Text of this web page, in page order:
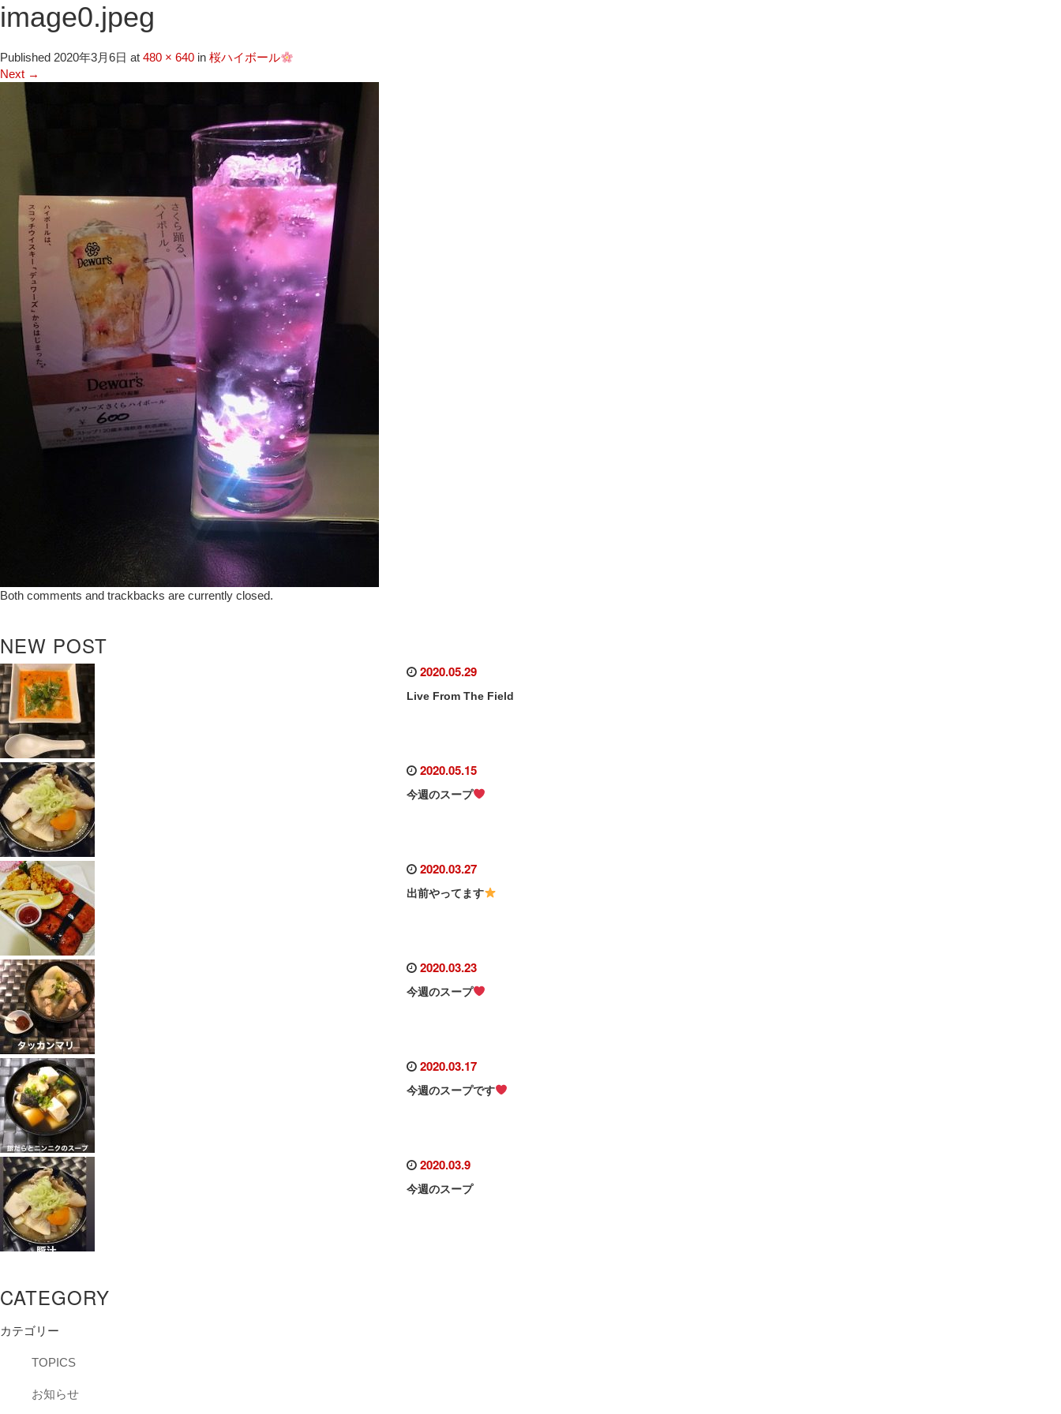
image0.jpeg
Published 2020年3月6日 at 480 × 640 in 桜ハイボール
Next →
Both comments and trackbacks are currently closed.
NEW POST
2020.05.29
Live From The Field
2020.05.15
今週のスープ
2020.03.27
出前やってます
2020.03.23
今週のスープ
2020.03.17
今週のスープです
2020.03.9
今週のスープ
CATEGORY
カテゴリー
TOPICS
お知らせ